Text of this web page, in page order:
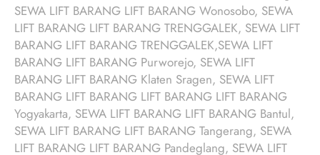
SEWA LIFT BARANG LIFT BARANG Wonosobo, SEWA
LIFT BARANG LIFT BARANG TRENGGALEK, SEWA LIFT
BARANG LIFT BARANG TRENGGALEK,SEWA LIFT
BARANG LIFT BARANG Purworejo, SEWA LIFT
BARANG LIFT BARANG Klaten Sragen, SEWA LIFT
BARANG LIFT BARANG LIFT BARANG LIFT BARANG
Yogyakarta, SEWA LIFT BARANG LIFT BARANG Bantul,
SEWA LIFT BARANG LIFT BARANG Tangerang, SEWA
LIFT BARANG LIFT BARANG Pandeglang, SEWA LIFT